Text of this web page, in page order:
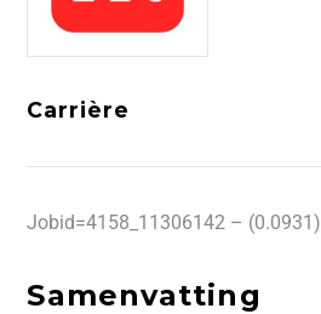
Carrière
Jobid=4158_11306142 – (0.0931)
Samenvatting